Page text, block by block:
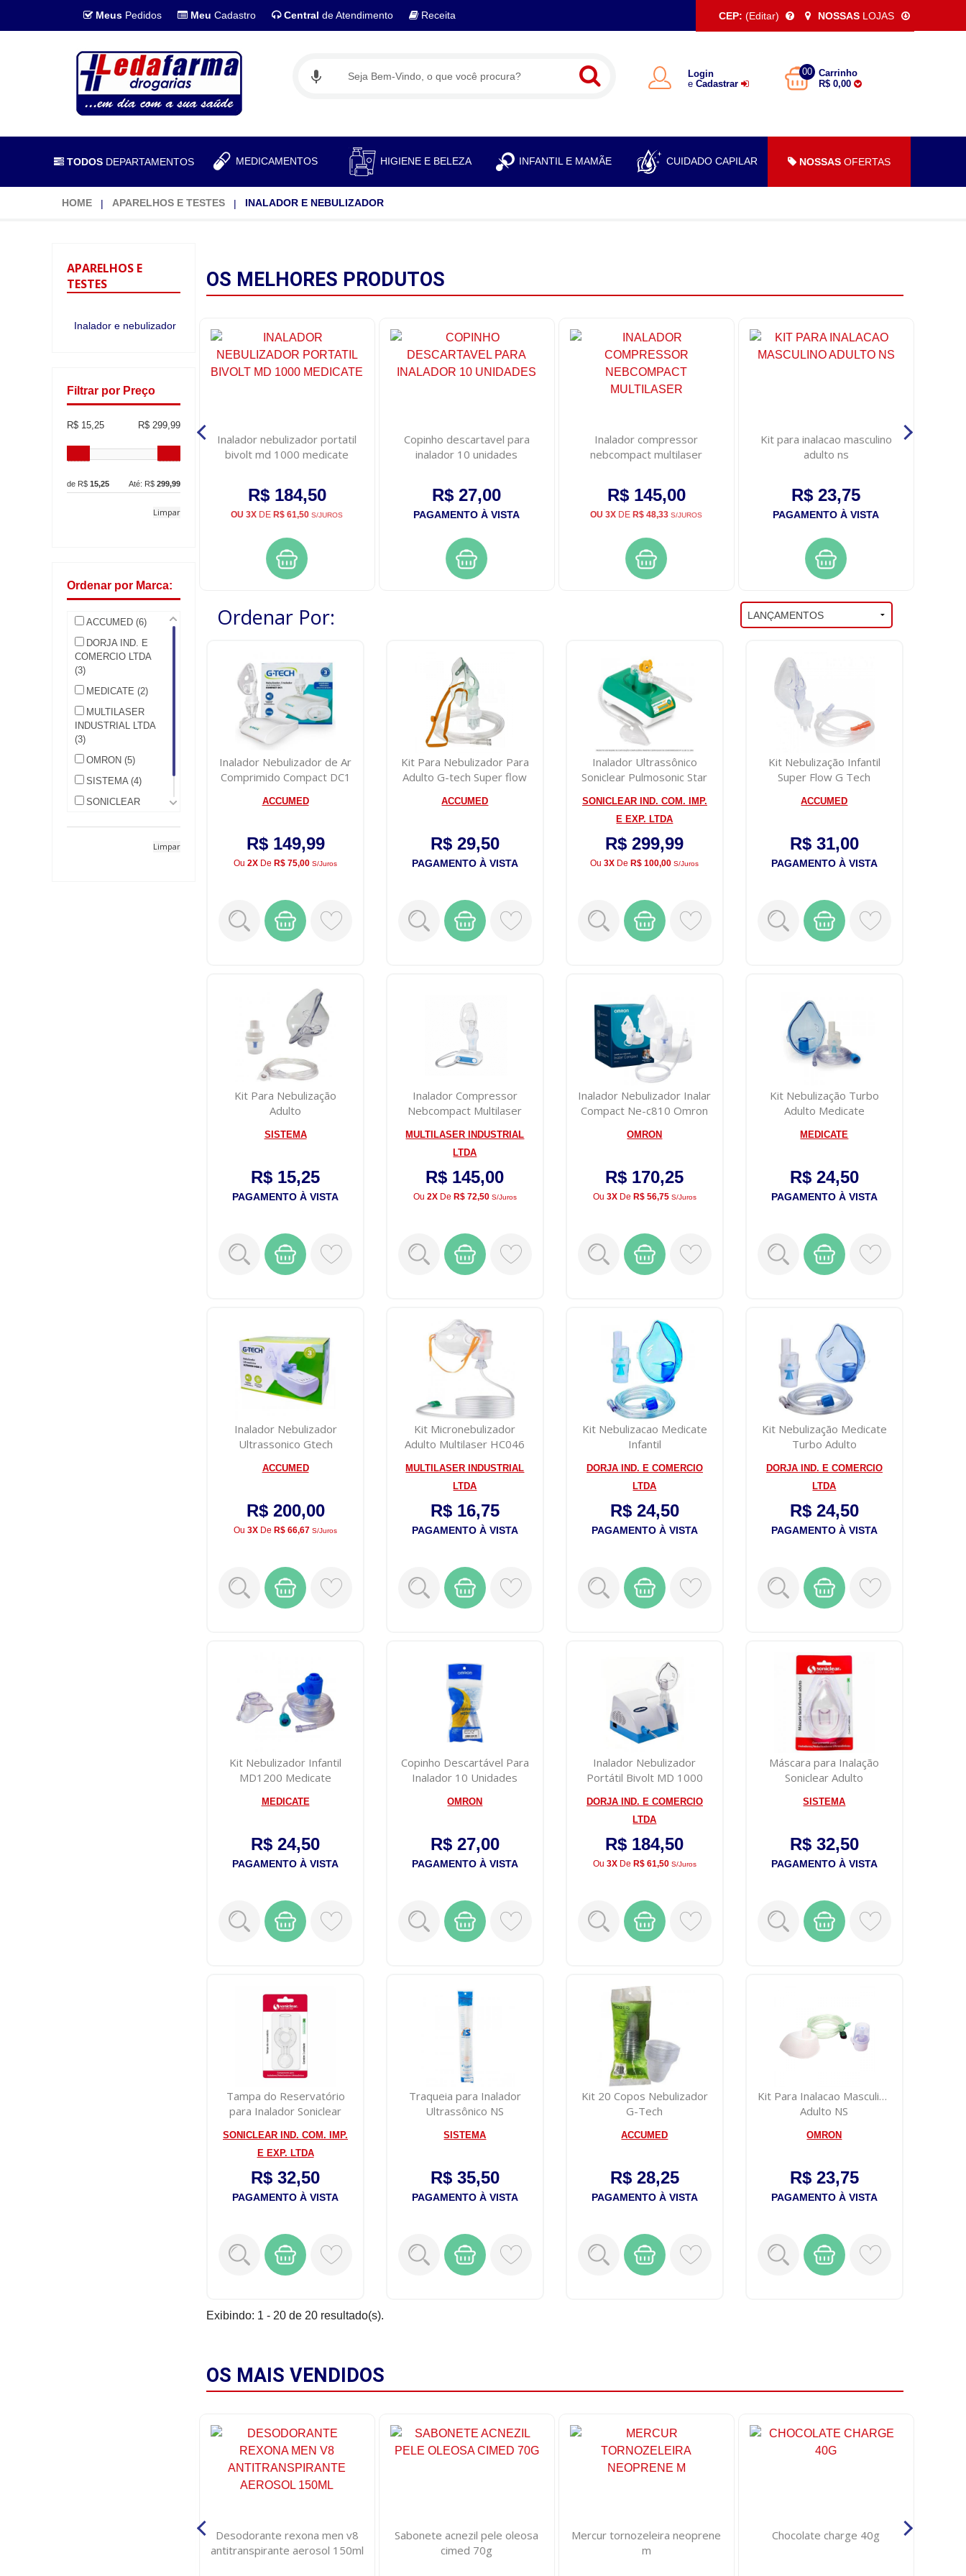
Meus Pedidos Meu Cadastro Central de Atendimento Receita CEP: (Editar) NOSSAS LOJAS
Login
e Cadastrar
00
Carrinho
R$ 0,00
TODOS DEPARTAMENTOS MEDICAMENTOS HIGIENE E BELEZA INFANTIL E MAMÃE CUIDADO CAPILAR NOSSAS OFERTAS
HOME APARELHOS E TESTES INALADOR E NEBULIZADOR
APARELHOS E
TESTES
Inalador e nebulizador
Filtrar por Preço
R$ 15,25 R$ 299,99
de R$ 15,25 Até: R$ 299,99
Limpar
Ordenar por Marca:
ACCUMED (6)
DORJA IND. E
COMERCIO LTDA
(3)
MEDICATE (2)
MULTILASER
INDUSTRIAL LTDA
(3)
OMRON (5)
SISTEMA (4)
SONICLEAR
EXP. LTDA (3)
Limpar
OS MELHORES PRODUTOS
R$ 15,25
PAGAMENTO À VISTA
Inalador nebulizador portatil
bivolt md 1000 medicate
R$ 184,50
OU 3X DE R$ 61,50 S/JUROS
Copinho descartavel para
inalador 10 unidades
R$ 27,00
PAGAMENTO À VISTA
Inalador compressor
nebcompact multilaser
R$ 145,00
OU 3X DE R$ 48,33 S/JUROS
Kit para inalacao masculino
adulto ns
R$ 23,75
PAGAMENTO À VISTA
Ordenar Por:
Inalador Nebulizador de Ar
Comprimido Compact DC1
ACCUMED
R$ 149,99
Ou 2X De R$ 75,00 S/juros
Kit Para Nebulizador Para
Adulto G-tech Super flow
ACCUMED
R$ 29,50
PAGAMENTO À VISTA
Inalador Ultrassônico
Soniclear Pulmosonic Star
SONICLEAR IND. COM. IMP.
E EXP. LTDA
R$ 299,99
Ou 3X De R$ 100,00 S/juros
Kit Nebulização Infantil
Super Flow G Tech
ACCUMED
R$ 31,00
PAGAMENTO À VISTA
Kit Para Nebulização
Adulto
SISTEMA
R$ 15,25
PAGAMENTO À VISTA
Inalador Compressor
Nebcompact Multilaser
MULTILASER INDUSTRIAL
LTDA
R$ 145,00
Ou 2XDe R$ 72,50 S/juros
Inalador Nebulizador Inalar
Compact Ne-c810 Omron
OMRON
R$ 170,25
Ou 3XDe R$ 56,75 S/juros
Kit Nebulização Turbo
Adulto Medicate
MEDICATE
R$ 24,50
PAGAMENTO À VISTA
Inalador Nebulizador
Ultrassonico Gtech
ACCUMED
R$ 200,00
Ou 3X De R$ 66,67 S/juros
Kit Micronebulizador
Adulto Multilaser HC046
MULTILASER INDUSTRIAL
LTDA
R$ 16,75
PAGAMENTO À VISTA
Kit Nebulizacao Medicate
Infantil
DORJA IND. E COMERCIO
LTDA
R$ 24,50
PAGAMENTO À VISTA
Kit Nebulização Medicate
Turbo Adulto
DORJA IND. E COMERCIO
LTDA
R$ 24,50
PAGAMENTO À VISTA
Kit Nebulizador Infantil
MD1200 Medicate
MEDICATE
R$ 24,50
PAGAMENTO À VISTA
Copinho Descartável Para
Inalador 10 Unidades
OMRON
R$ 27,00
PAGAMENTO À VISTA
Inalador Nebulizador
Portátil Bivolt MD 1000
DORJA IND. E COMERCIO
LTDA
R$ 184,50
Ou 3XDe R$ 61,50 S/juros
Máscara para Inalação
Soniclear Adulto
SISTEMA
R$ 32,50
PAGAMENTO À VISTA
Tampa do Reservatório
para Inalador Soniclear
SONICLEAR IND. COM. IMP.
E EXP. LTDA
R$ 32,50
PAGAMENTO À VISTA
Traqueia para Inalador
Ultrassônico NS
SISTEMA
R$ 35,50
PAGAMENTO À VISTA
Kit 20 Copos Nebulizador
G-Tech
ACCUMED
R$ 28,25
PAGAMENTO À VISTA
Kit Para Inalacao Masculino
Adulto NS
OMRON
R$ 23,75
PAGAMENTO À VISTA
Exibindo: 1 - 20 de 20 resultado(s).
OS MAIS VENDIDOS
Desodorante rexona men v8
antitranspirante aerosol 150ml
Sabonete acnezil pele oleosa
cimed 70g
Mercur tornozeleira neoprene
m
Chocolate charge 40g